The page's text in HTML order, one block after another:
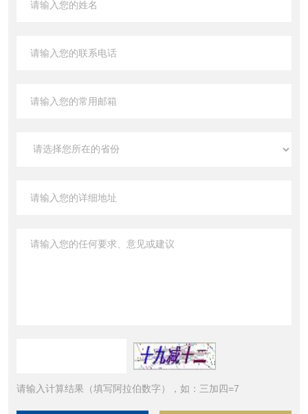
请输入计算结果（填写阿拉伯数字），如：三加四=7